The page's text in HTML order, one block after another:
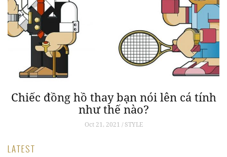
Chiếc đồng hồ thay bạn nói lên cá tính
như thế nào?
Oct 21, 2021 / STYLE
LATEST